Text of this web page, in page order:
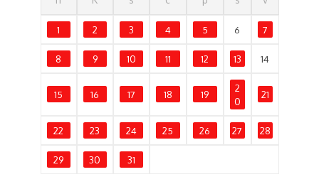
1 2 3 4 5 6 7
8 9 10 11 12 13 14
15 16 17 18 19
2
0
21
22 23 24 25 26 27 28
29 30 31